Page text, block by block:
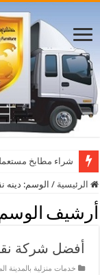
شراء مطابخ
أفضل مواقع
الرئيسية / الوسم:
أرشيف
أفضل شركة
خدمات منزلية بالمدينة